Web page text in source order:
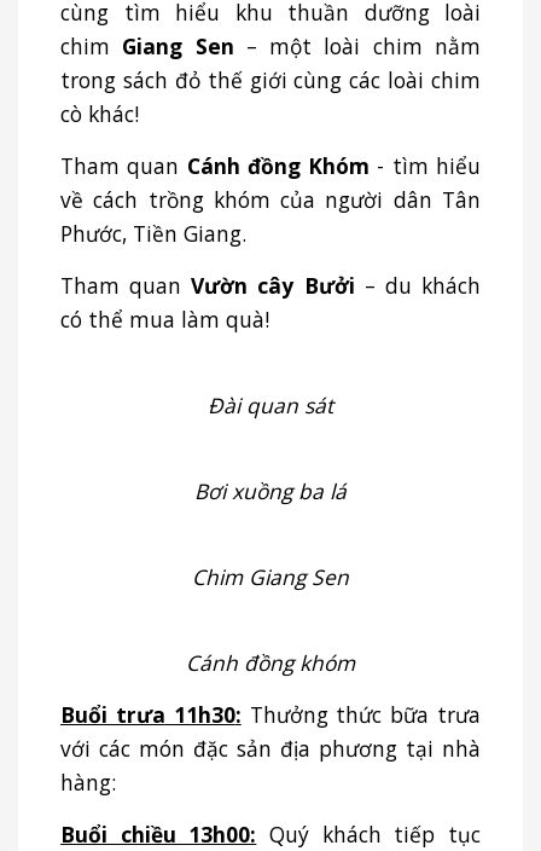
cùng tìm hiểu khu thuần dưỡng loài
chim Giang Sen – một loài chim nằm
trong sách đỏ thế giới cùng các loài chim
cò khác!
Tham quan Cánh đồng Khóm - tìm hiểu
về cách trồng khóm của người dân Tân
Phước, Tiền Giang.
Tham quanVườn cây Bưởi – du khách
có thể mua làm quà!
Đài quan sát
Bơi xuồng ba lá
Chim Giang Sen
Cánh đồng khóm
Buổi trưa 11h30: Thưởng thức bữa trưa
với các món đặc sản địa phương tại nhà
hàng:
Buổi chiều 13h00: Quý khách tiếp tục